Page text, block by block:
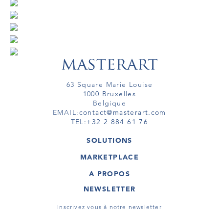
63 Square Marie Louise
1000 Bruxelles
Belgique
EMAIL:contact@masterart.com
TEL:+32 2 884 61 76
SOLUTIONS
GALERIE
ARTISTE
TOUR VIRTUEL
MARKETPLACE
OEUVRES D'ART
TOURS VIRTUELS
A PROPOS
MASTERART
CONDITIONS GÉNÉRALES
NEWSLETTER
Inscrivez vous à notre newsletter